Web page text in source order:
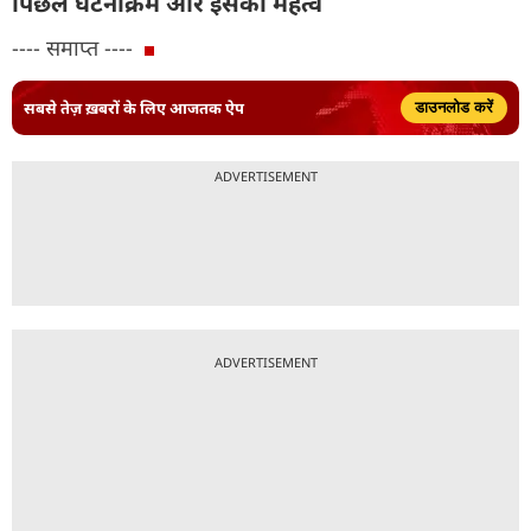
---- समाप्त ----
सबसे तेज़ ख़बरों के लिए आजतक ऐप डाउनलोड करें
ADVERTISEMENT
ADVERTISEMENT